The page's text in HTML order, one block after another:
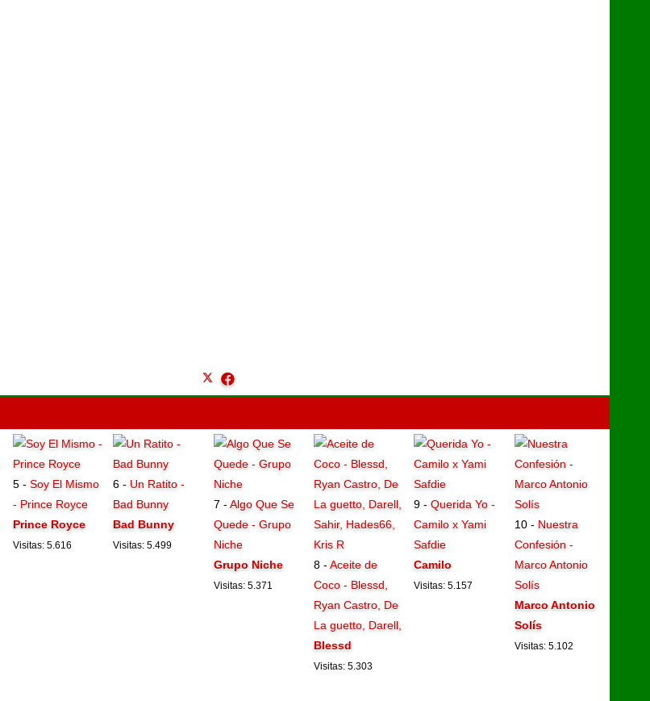
5 - Soy El Mismo
- Prince Royce
Prince Royce
Visitas: 5.616
6 - Un Ratito -
Bad Bunny
Bad Bunny
Visitas: 5.499
7 - Algo Que Se
Quede - Grupo
Niche
Grupo Niche
Visitas: 5.371
8 - Aceite de
Coco - Blessd,
Ryan Castro, De
La guetto, Darell,
Blessd
Visitas: 5.303
9 -Querida Yo -
Camilo x Yami
Safdie
Camilo
Visitas: 5.157
10 - Nuestra
Confesión -
Marco Antonio
Solís
Marco Antonio
Solís
Visitas: 5.102